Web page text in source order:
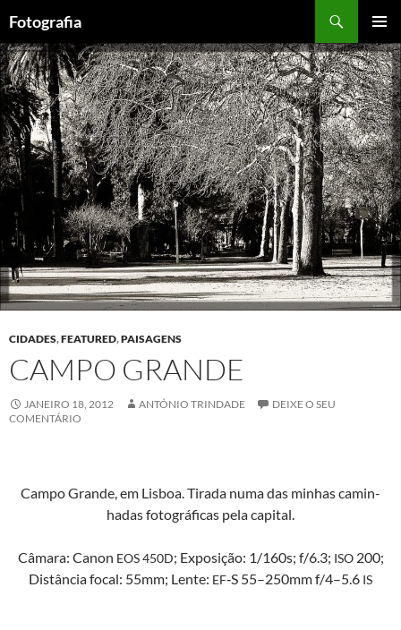
para
o
conteúdo
Fotografia
MENU
CIDADES,FEATURED,PAISAGENS
CAMPO GRANDE
JANEIRO 18, 2012 ANTÓNIO TRINDADE
DEIXE O SEU
COMENTÁRIO
Cam­po Grande, em Lis­boa. Tira­da numa das min­has cam­in­
hadas fotográ­fi­cas pela capital.
Câmara: Canon EOS 450D; Exposição: 1/160s; f/6.3; ISO200;
Dis­tân­cia focal: 55mm; Lente: EF‑S 55–250mm f/4–5.6 IS